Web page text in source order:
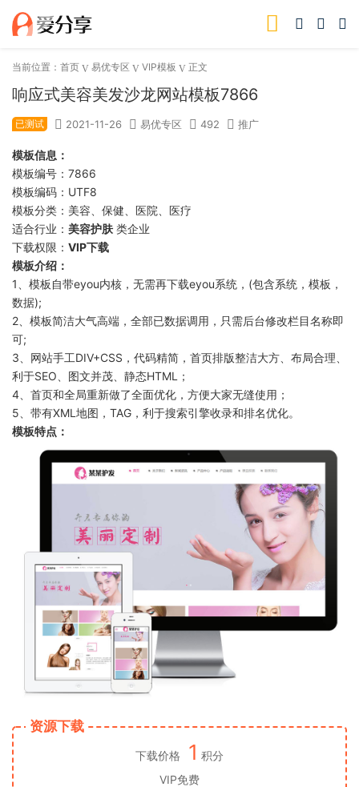
当前位置： 首页 易优专区 VIP模板 正文
响应式美容美发沙龙网站模板7866
已测试 2021-11-26 易优专区 492 推广
模板信息：
模板编号：7866
模板编码：UTF8
模板分类：美容、保健、医院、医疗
适合行业： 美容护肤 类企业
下载权限： VIP下载
模板介绍：
1、模板自带eyou内核，无需再下载eyou系统，(包含系统，模板，
数据);
2、模板简洁大气高端，全部已数据调用，只需后台修改栏目名称即
可;
3、网站手工DIV+CSS，代码精简，首页排版整洁大方、布局合理、
利于SEO、图文并茂、静态HTML；
4、首页和全局重新做了全面优化，方便大家无缝使用；
5、带有XML地图，TAG，利于搜索引擎收录和排名优化。
模板特点：
资源下载
下载价格 1 积分
VIP免费